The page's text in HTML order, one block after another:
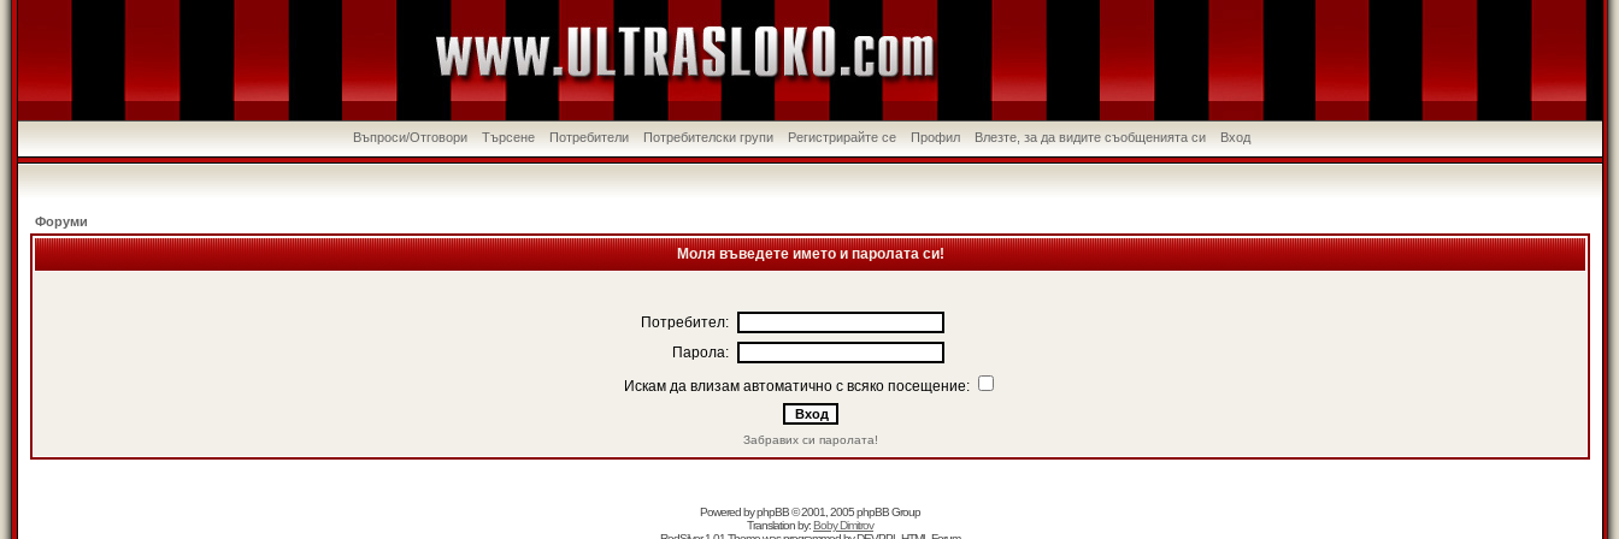
Въпроси/Отговори Търсене Потребители Потребителски групи Регистрирайте се Профил Влезте, за да видите съобщенията си Вход
Форуми
Моля въведете името и паролата си!
Потребител:
Парола:
Искам да влизам автоматично с всяко посещение:
Забравих си паролата!
Powered byphpBB© 2001, 2005 phpBB Group
Translation by:Boby Dimitrov